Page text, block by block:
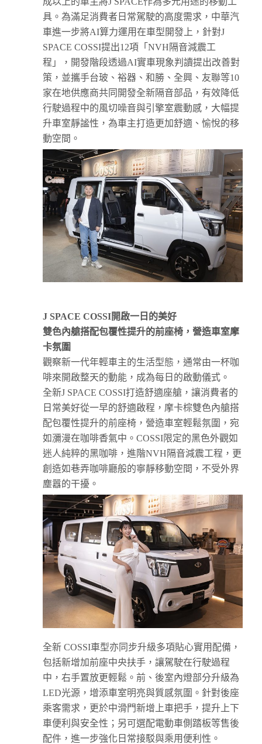
具。為滿足消費者日常駕駛的高度需求，中華汽
車進一步將AI算力運用在車型開發上，針對J
SPACE COSSI提出12項「NVH隔音減震工
程」，開發階段透過AI實車現象判讀提出改善對
策，並攜手台玻、裕器、和勝、全興、友聯等10
家在地供應商共同開發全新隔音部品，有效降低
行駛過程中的風切噪音與引擎室震動感，大幅提
升車室靜謐性，為車主打造更加舒適、愉悅的移
動空間。
J SPACE COSSI開啟一日的美好
雙色內艙搭配包覆性提升的前座椅，營造車室摩
卡氛圍
觀察新一代年輕車主的生活型態，通常由一杯咖
啡來開啟整天的動能，成為每日的啟動儀式。
全新J SPACE COSSI打造舒適座艙，讓消費者的
日常美好從一早的舒適啟程，摩卡棕雙色內艙搭
配包覆性提升的前座椅，營造車室輕鬆氛圍，宛
如瀰漫在咖啡香氣中。COSSI限定的黑色外觀如
迷人純粹的黑咖啡，進階NVH隔音減震工程，更
創造如巷弄咖啡廳般的寧靜移動空間，不受外界
塵囂的干擾。
全新 COSSI車型亦同步升級多項貼心實用配備，
包括新增加前座中央扶手，讓駕駛在行駛過程
中，右手置放更輕鬆。前、後室內燈部分升級為
LED光源，增添車室明亮與質感氛圍。針對後座
乘客需求，更於中滑門新增上車把手，提升上下
車便利與安全性；另可選配電動車側踏板等售後
配件，進一步強化日常接駁與乘用便利性。